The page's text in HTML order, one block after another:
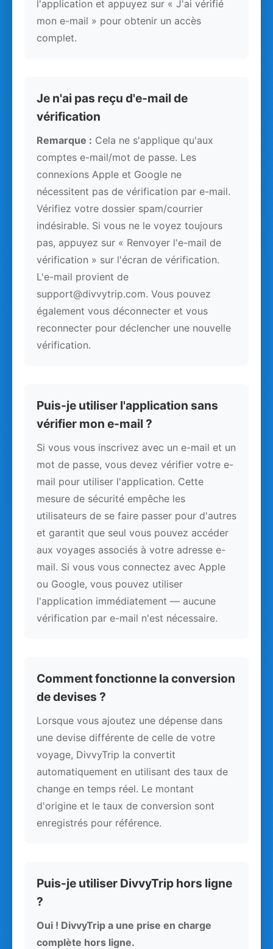
l'application et appuyez sur « J'ai vérifié
mon e-mail » pour obtenir un accès
complet.
Je n'ai pas reçu d'e-mail de
vérification
Remarque : Cela ne s'applique qu'aux
comptes e-mail/mot de passe. Les
connexions Apple et Google ne
nécessitent pas de vérification par e-mail.
Vérifiez votre dossier spam/courrier
indésirable. Si vous ne le voyez toujours
pas, appuyez sur « Renvoyer l'e-mail de
vérification » sur l'écran de vérification.
L'e-mail provient de
support@divvytrip.com. Vous pouvez
également vous déconnecter et vous
reconnecter pour déclencher une nouvelle
vérification.
Puis-je utiliser l'application sans
vérifier mon e-mail ?
Si vous vous inscrivez avec un e-mail et un
mot de passe, vous devez vérifier votre e-
mail pour utiliser l'application. Cette
mesure de sécurité empêche les
utilisateurs de se faire passer pour d'autres
et garantit que seul vous pouvez accéder
aux voyages associés à votre adresse e-
mail. Si vous vous connectez avec Apple
ou Google, vous pouvez utiliser
l'application immédiatement — aucune
vérification par e-mail n'est nécessaire.
Comment fonctionne la conversion
de devises ?
Lorsque vous ajoutez une dépense dans
une devise différente de celle de votre
voyage, DivvyTrip la convertit
automatiquement en utilisant des taux de
change en temps réel. Le montant
d'origine et le taux de conversion sont
enregistrés pour référence.
Puis-je utiliser DivvyTrip hors ligne
?
Oui ! DivvyTrip a une prise en charge
complète hors ligne.